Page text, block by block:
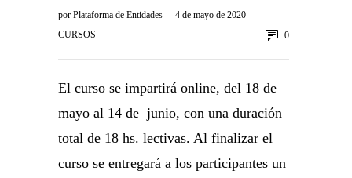
por Plataforma de Entidades
4 de mayo de 2020
CURSOS
0
El curso se impartirá online, del 18 de
mayo al 14 de junio, con una duración
total de 18 hs. lectivas. Al finalizar el
curso se entregará a los participantes un